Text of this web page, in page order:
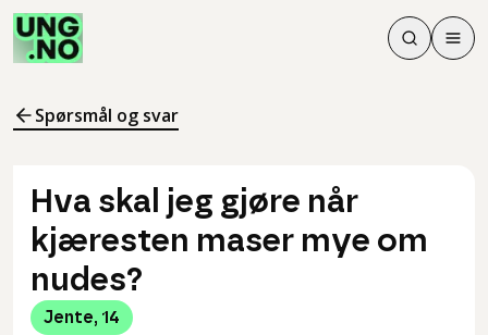
Søk
Søk
Meny
Spørsmål og svar
Hva skal jeg gjøre når
kjæresten maser mye om
nudes?
Jente, 14